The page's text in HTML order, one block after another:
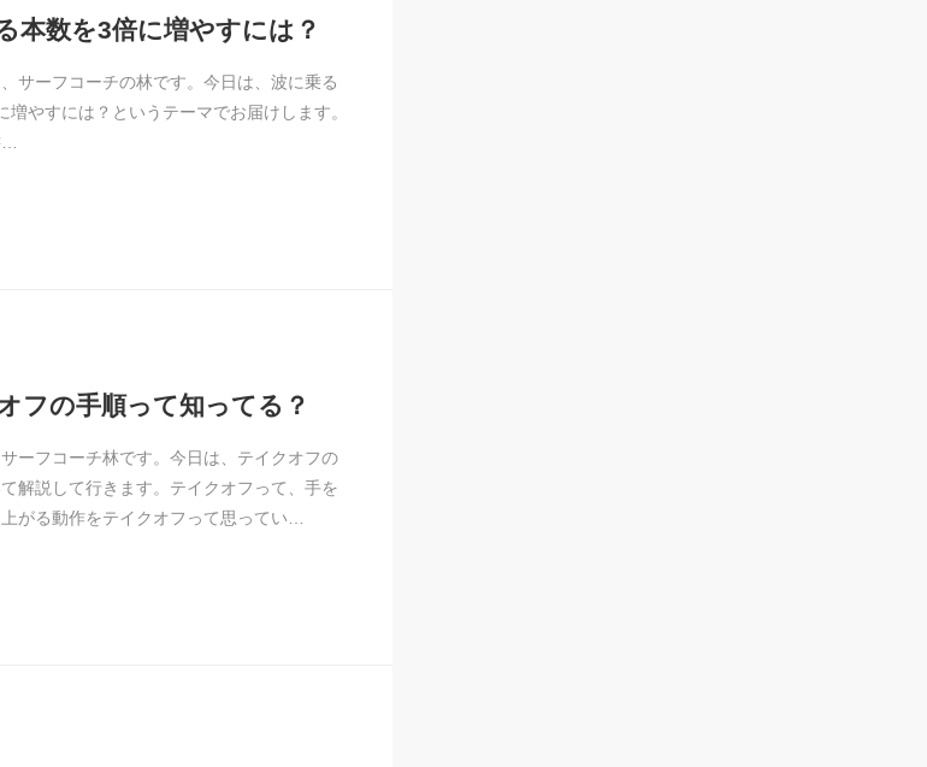
本数を3倍に増やすには？
サーフコーチの林です。今日は、波に乗る
増やすには？というテーマでお届けします。
フの手順って知ってる？
ーフコーチ林です。今日は、テイクオフの
解説して行きます。テイクオフって、手を
がる動作をテイクオフって思ってい…